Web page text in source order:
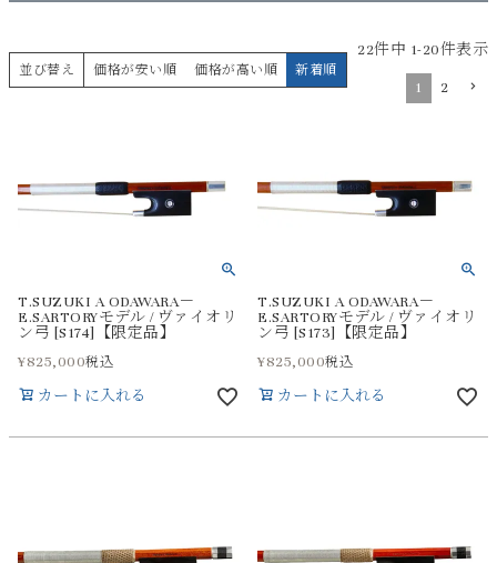
並び替え 価格が安い順 価格が高い順 新着順
22件中 1-20件表示
1 2
T.SUZUKI A ODAWARA－
E.SARTORYモデル / ヴァイオリ
ン弓 [S174]【限定品】
¥825,000税込
カートに入れる
T.SUZUKI A ODAWARA－
E.SARTORYモデル / ヴァイオリ
ン弓 [S173]【限定品】
¥825,000税込
カートに入れる